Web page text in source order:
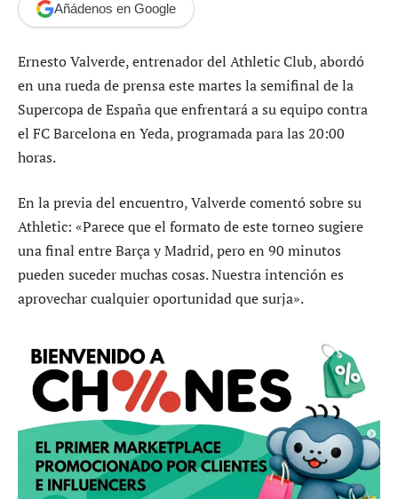
Añádenos en Google
Ernesto Valverde, entrenador del Athletic Club, abordó
en una rueda de prensa este martes la semifinal de la
Supercopa de España que enfrentará a su equipo contra
el FC Barcelona en Yeda, programada para las 20:00
horas.
En la previa del encuentro, Valverde comentó sobre su
Athletic: «Parece que el formato de este torneo sugiere
una final entre Barça y Madrid, pero en 90 minutos
pueden suceder muchas cosas. Nuestra intención es
aprovechar cualquier oportunidad que surja».